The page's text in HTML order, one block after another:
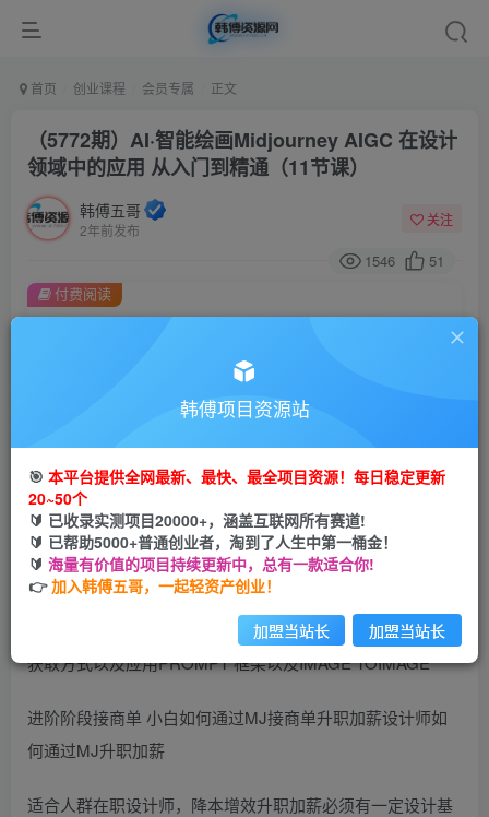
首页 创业课程 会员专属 正文
（5772期）AI·智能绘画Midjourney AIGC 在设计
领域中的应用 从入门到精通（11节课）
韩傅五哥
2年前发布
关注
1546 51
会员专属资源
您暂无购买权限，请先开通会员
开通会员
付费阅读
基础阶段AI绘画前期 准备以及搭建工具Midjourney 关键词的
获取方式以及应用PROMPT 框架以及IMAGE TOIMAGE
进阶阶段接商单 小白如何通过MJ接商单升职加薪设计师如
何通过MJ升职加薪
适合人群在职设计师，降本增效升职加薪必须有一定设计基
韩傅项目资源站
🎯 本平台提供全网最新、最快、最全项目资源！每日稳定更新
20~50个
🔰 已收录实测项目20000+，涵盖互联网所有赛道!
🔰 已帮助5000+普通创业者，淘到了人生中第一桶金！
🔰 海量有价值的项目持续更新中，总有一款适合你!
👉加入韩傅五哥，一起轻资产创业！
加盟当站长 加盟当站长